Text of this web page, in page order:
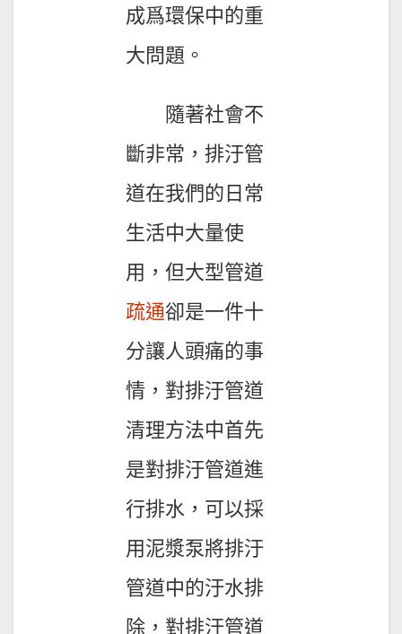
成爲環保中的重
大問題。
隨著社會不
斷非常，排汙管
道在我們的日常
生活中大量使
用，但大型管道
疏通卻是一件十
分讓人頭痛的事
情，對排汙管道
清理方法中首先
是對排汙管道進
行排水，可以採
用泥漿泵將排汙
管道中的汙水排
除，對排汙管道